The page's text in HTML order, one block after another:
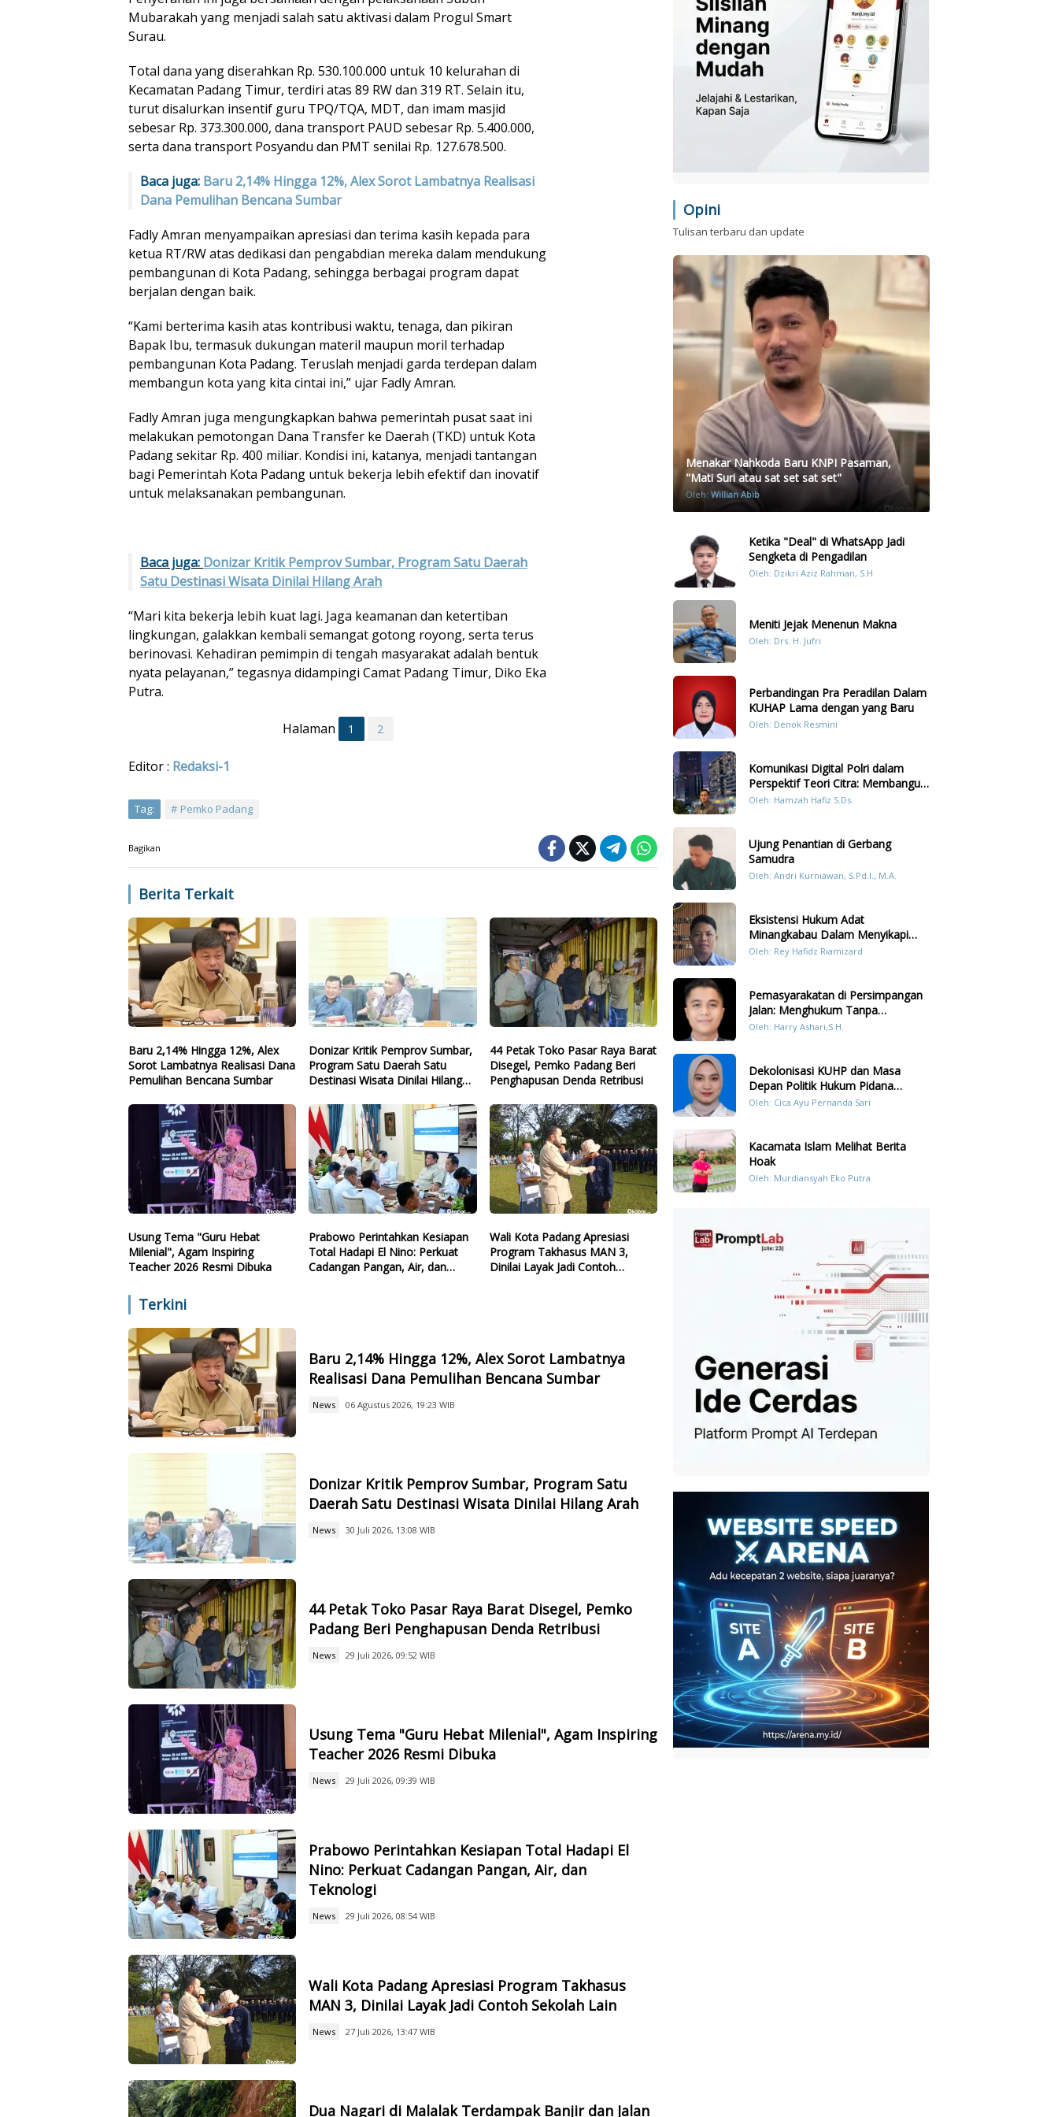
Mubarakah yang menjadi salah satu aktivasi dalam Progul Smart
Surau.
Total dana yang diserahkan Rp. 530.100.000 untuk 10 kelurahan di
Kecamatan Padang Timur, terdiri atas 89 RW dan 319 RT. Selain itu,
turut disalurkan insentif guru TPQ/TQA, MDT, dan imam masjid
sebesar Rp. 373.300.000, dana transport PAUD sebesar Rp. 5.400.000,
serta dana transport Posyandu dan PMT senilai Rp. 127.678.500.
Baca juga: Baru 2,14% Hingga 12%, Alex Sorot Lambatnya Realisasi
Dana Pemulihan Bencana Sumbar
Fadly Amran menyampaikan apresiasi dan terima kasih kepada para
ketua RT/RW atas dedikasi dan pengabdian mereka dalam mendukung
pembangunan di Kota Padang, sehingga berbagai program dapat
berjalan dengan baik.
“Kami berterima kasih atas kontribusi waktu, tenaga, dan pikiran
Bapak Ibu, termasuk dukungan materil maupun moril terhadap
pembangunan Kota Padang. Teruslah menjadi garda terdepan dalam
membangun kota yang kita cintai ini,” ujar Fadly Amran.
Fadly Amran juga mengungkapkan bahwa pemerintah pusat saat ini
melakukan pemotongan Dana Transfer ke Daerah (TKD) untuk Kota
Padang sekitar Rp. 400 miliar. Kondisi ini, katanya, menjadi tantangan
bagi Pemerintah Kota Padang untuk bekerja lebih efektif dan inovatif
untuk melaksanakan pembangunan.
Baca juga: Donizar Kritik Pemprov Sumbar, Program Satu Daerah
Satu Destinasi Wisata Dinilai Hilang Arah
“Mari kita bekerja lebih kuat lagi. Jaga keamanan dan ketertiban
lingkungan, galakkan kembali semangat gotong royong, serta terus
berinovasi. Kehadiran pemimpin di tengah masyarakat adalah bentuk
nyata pelayanan,” tegasnya didampingi Camat Padang Timur, Diko Eka
Putra.
Halaman 1 2
Editor : Redaksi-1
Tag: Pemko Padang
Bagikan
Berita Terkait
Baru 2,14% Hingga 12%, Alex
Sorot Lambatnya Realisasi Dana
Pemulihan Bencana Sumbar
Donizar Kritik Pemprov Sumbar,
Program Satu Daerah Satu
Destinasi Wisata Dinilai Hilang
44 Petak Toko Pasar Raya Barat
Disegel, Pemko Padang Beri
Penghapusan Denda Retribusi
Usung Tema "Guru Hebat
Milenial", Agam Inspiring
Teacher 2026 Resmi Dibuka
Prabowo Perintahkan Kesiapan
Total Hadapi El Nino: Perkuat
Cadangan Pangan, Air, dan
Wali Kota Padang Apresiasi
Program Takhasus MAN 3,
Dinilai Layak Jadi Contoh
Terkini
Baru 2,14% Hingga 12%, Alex Sorot Lambatnya
Realisasi Dana Pemulihan Bencana Sumbar
News 06 Agustus 2026, 19:23 WIB
Donizar Kritik Pemprov Sumbar, Program Satu
Daerah Satu Destinasi Wisata Dinilai Hilang Arah
News 30 Juli 2026, 13:08 WIB
44 Petak Toko Pasar Raya Barat Disegel, Pemko
Padang Beri Penghapusan Denda Retribusi
News 29 Juli 2026, 09:52 WIB
Usung Tema "Guru Hebat Milenial", Agam Inspiring
Teacher 2026 Resmi Dibuka
News 29 Juli 2026, 09:39 WIB
Prabowo Perintahkan Kesiapan Total Hadapi El
Nino: Perkuat Cadangan Pangan, Air, dan
Teknologi
News 29 Juli 2026, 08:54 WIB
Wali Kota Padang Apresiasi Program Takhasus
MAN 3, Dinilai Layak Jadi Contoh Sekolah Lain
News 27 Juli 2026, 13:47 WIB
Dua Nagari di Malalak Terdampak Banjir dan Jalan
Opini
Tulisan terbaru dan update
Menakar Nahkoda Baru KNPI Pasaman,
"Mati Suri atau sat set sat set"
Oleh: Willian Abib
Ketika "Deal" di WhatsApp Jadi
Sengketa di Pengadilan
Oleh: Dzikri Aziz Rahman, S.H
Meniti Jejak Menenun Makna
Oleh: Drs. H. Jufri
Perbandingan Pra Peradilan Dalam
KUHAP Lama dengan yang Baru
Oleh: Denok Resmini
Komunikasi Digital Polri dalam
Perspektif Teori Citra: Membangun
Kepercayaan Publik Melalui Konten
Oleh: Hamzah Hafiz S.Ds.
Ujung Penantian di Gerbang
Samudra
Oleh: Andri Kurniawan, S.Pd.I., M.A.
Eksistensi Hukum Adat
Minangkabau Dalam Menyikapi
Prilaku LGBT Analisis Perbandingan
Oleh: Rey Hafidz Riamizard
Pemasyarakatan di Persimpangan
Jalan: Menghukum Tanpa
Memulihkan?
Oleh: Harry Ashari,S.H.
Dekolonisasi KUHP dan Masa
Depan Politik Hukum Pidana
Indonesia
Oleh: Cica Ayu Pernanda Sari
Kacamata Islam Melihat Berita
Hoak
Oleh: Murdiansyah Eko Putra